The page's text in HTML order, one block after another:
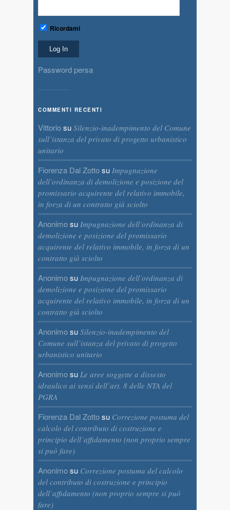
Ricordami
Password persa
COMMENTI RECENTI
Vittoriosu Silenzio-inadempimento del Comune
sull’istanza del privato di progetto urbanistico
unitario
Fiorenza Dal Zottosu Impugnazione
dell’ordinanza di demolizione e posizione del
promissario acquirente del relativo immobile,
in forza di un contratto già sciolto
Anonimosu Impugnazione dell’ordinanza di
demolizione e posizione del promissario
acquirente del relativo immobile, in forza di un
contratto già sciolto
Anonimosu Impugnazione dell’ordinanza di
demolizione e posizione del promissario
acquirente del relativo immobile, in forza di un
contratto già sciolto
Anonimosu Silenzio-inadempimento del
Comune sull’istanza del privato di progetto
urbanistico unitario
Anonimosu Le aree soggette a dissesto
idraulico ai sensi dell’art. 8 delle NTA del
PGRA
Fiorenza Dal Zottosu Correzione postuma del
calcolo del contributo di costruzione e
principio dell’affidamento (non proprio sempre
si può fare)
Anonimosu Correzione postuma del calcolo
del contributo di costruzione e principio
dell’affidamento (non proprio sempre si può
fare)